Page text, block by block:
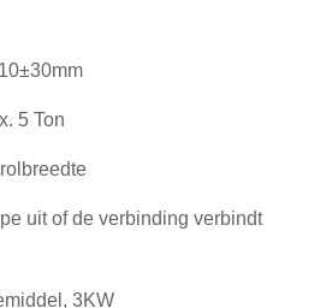
5 Ton
uit of de verbinding verbindt
3KW